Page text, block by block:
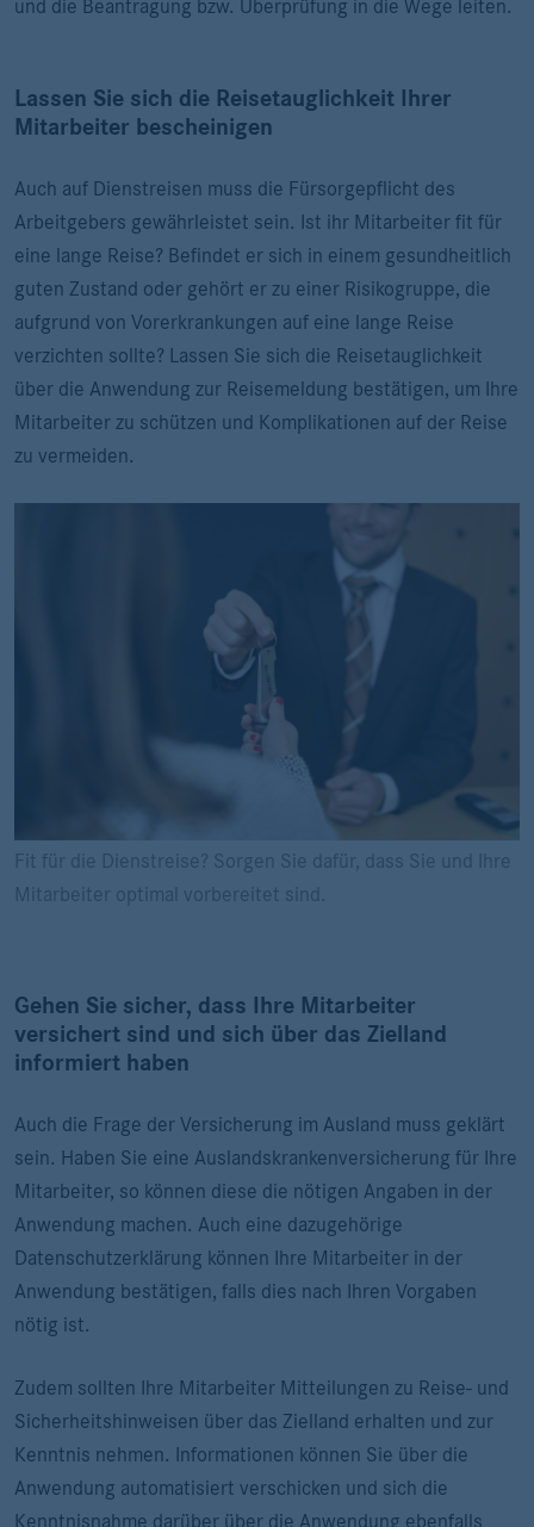
und die Beantragung bzw. Überprüfung in die Wege leiten.
Lassen Sie sich die Reisetauglichkeit Ihrer
Mitarbeiter bescheinigen
Auch auf Dienstreisen muss die Fürsorgepflicht des
Arbeitgebers gewährleistet sein. Ist ihr Mitarbeiter fit für
eine lange Reise? Befindet er sich in einem gesundheitlich
guten Zustand oder gehört er zu einer Risikogruppe, die
aufgrund von Vorerkrankungen auf eine lange Reise
verzichten sollte? Lassen Sie sich die Reisetauglichkeit
über die Anwendung zur Reisemeldung bestätigen, um Ihre
Mitarbeiter zu schützen und Komplikationen auf der Reise
zu vermeiden.
Fit für die Dienstreise? Sorgen Sie dafür, dass Sie und Ihre
Mitarbeiter optimal vorbereitet sind.
Gehen Sie sicher, dass Ihre Mitarbeiter
versichert sind und sich über das Zielland
informiert haben
Auch die Frage der Versicherung im Ausland muss geklärt
sein. Haben Sie eine Auslandskrankenversicherung für Ihre
Mitarbeiter, so können diese die nötigen Angaben in der
Anwendung machen. Auch eine dazugehörige
Datenschutzerklärung können Ihre Mitarbeiter in der
Anwendung bestätigen, falls dies nach Ihren Vorgaben
nötig ist.
Zudem sollten Ihre Mitarbeiter Mitteilungen zu Reise- und
Sicherheitshinweisen über das Zielland erhalten und zur
Kenntnis nehmen. Informationen können Sie über die
Anwendung automatisiert verschicken und sich die
Kenntnisnahme darüber über die Anwendung ebenfalls